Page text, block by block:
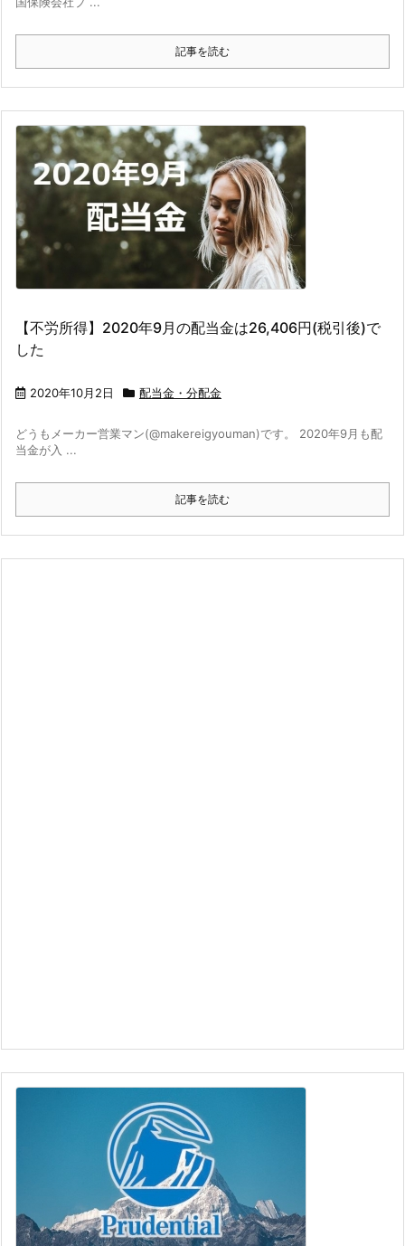
記事を読む
【不労所得】2020年9月の配当金は26,406円(税引後)で
した
2020年10月2日 配当金・分配金
どうもメーカー営業マン(@makereigyouman)です。 2020年9月も配
当金が入 ...
記事を読む